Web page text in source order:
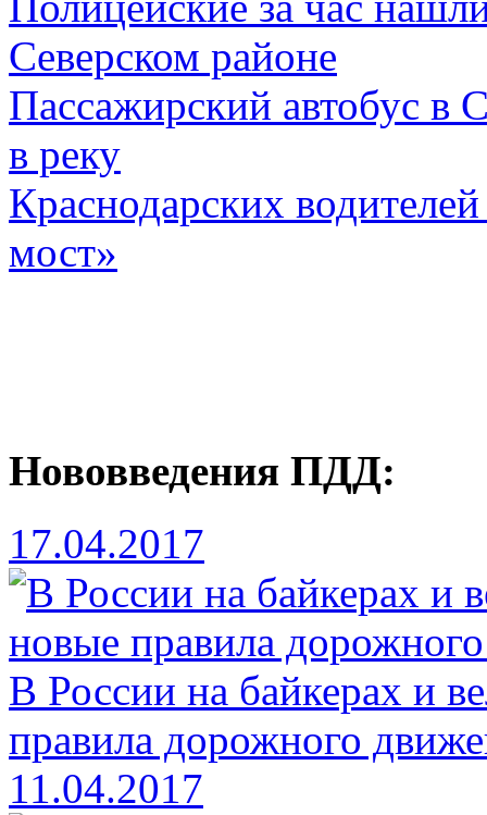
Северском районе
Пассажирский автобус в
в реку
Краснодарских
мост»
Нововведения ПДД:
17.04.2017
В России на байкерах и
правила дорожного
11.04.2017